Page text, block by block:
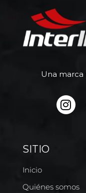
Una marca
SITIO
Inicio
Quiénes somos